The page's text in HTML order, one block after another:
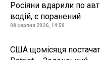
Росіяни вдарили по
водій, є поранений
08 серпня 2026, 14:50
США щомісяця